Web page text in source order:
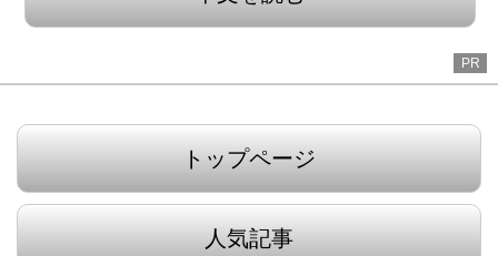
PR
トップページ
人気記事